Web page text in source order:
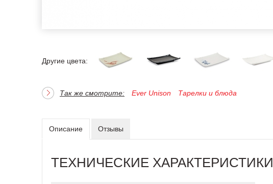
Другие цвета:
Так же смотрите: Ever Unison Тарелки и блюда
Описание Отзывы
ТЕХНИЧЕСКИЕ ХАРАКТЕРИСТИКИ